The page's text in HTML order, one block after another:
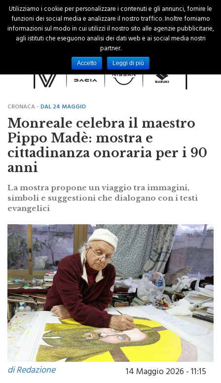
CRONACA - DAL 24 MAGGIO
Monreale celebra il maestro
Pippo Madè: mostra e
cittadinanza onoraria per i 90
anni
La mostra propone un viaggio tra immagini,
simboli e suggestioni che dialogano con i testi
evangelici
di Redazione
14 Maggio 2026 - 11:15
Utilizziamo i cookie per personalizzare i contenuti e gli annunci, fornire le
funzioni dei social media e analizzare il nostro traffico. Inoltre forniamo
informazioni sul modo in cui utilizzi il nostro sito alle agenzie pubblicitarie,
agli istituti che eseguono analisi dei dati web e ai social media nostri
partner.
Accetto Leggi di più